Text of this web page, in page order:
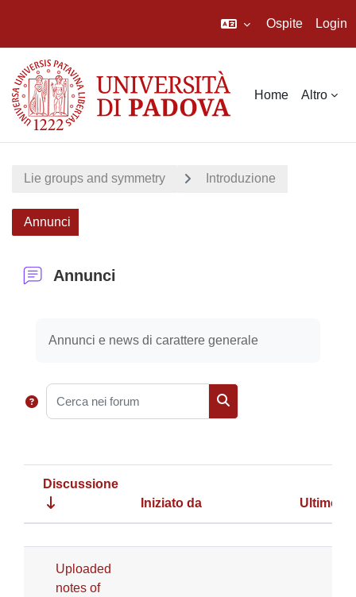
Ospite Login
Home Altro
Lie groups and symmetry Introduzione
Annunci
Annunci
Annunci e news di carattere generale
Cerca nei forum
Cerca nei forum
Stato
Discussione
Iniziato da
Ultimo
Uploaded
notes of